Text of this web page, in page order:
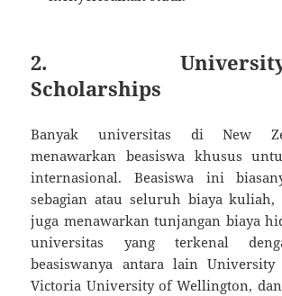
2. University-
Scholarships
Banyak universitas di New
menawarkan beasiswa khusus
internasional. Beasiswa ini
sebagian atau seluruh biaya kuliah,
juga menawarkan tunjangan biaya
universitas yang terkenal
beasiswanya antara lain
Victoria University of Wellington,